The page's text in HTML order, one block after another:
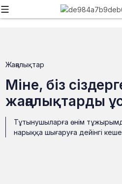
Жаңалықтар
Міне, біз
жаңалықтарды
Тұтынушыларға өнім
нарыққа шығаруға дейінгі